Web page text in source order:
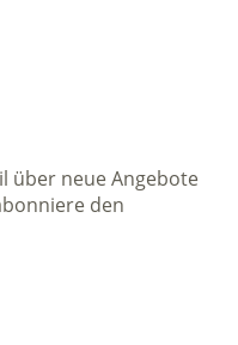
über neue Angebote
den